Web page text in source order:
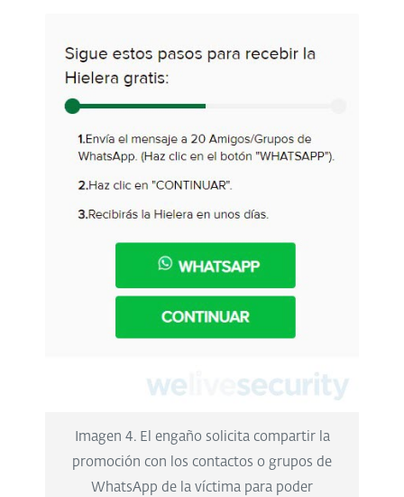
Imagen 4. El engaño solicita compartir la
promoción con los contactos o grupos de
WhatsApp de la víctima para poder